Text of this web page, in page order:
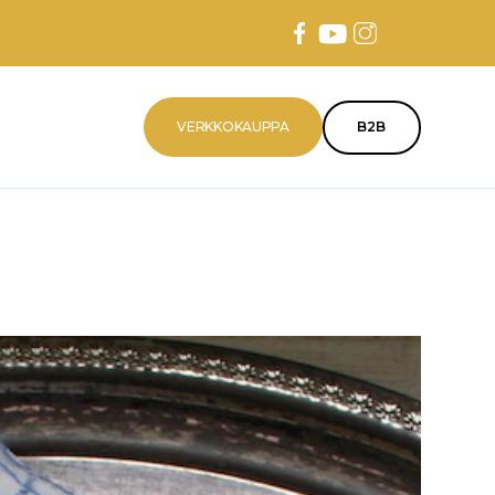
VERKKOKAUPPA B2B